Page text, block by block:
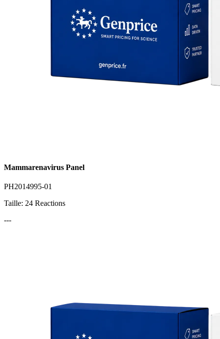
Mammarenavirus Panel
PH2014995-01
Taille: 24 Reactions
---